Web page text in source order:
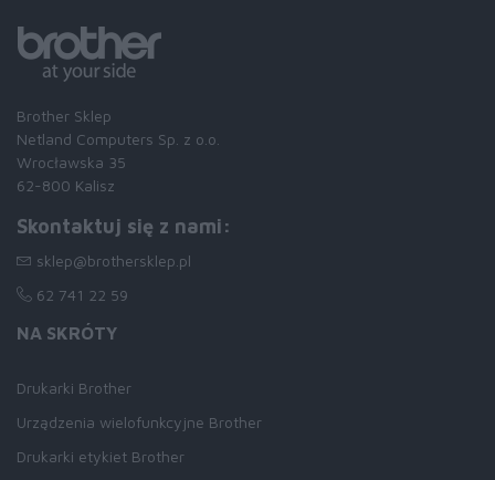
Brother Sklep
Netland Computers Sp. z o.o.
Wrocławska 35
62-800 Kalisz
Skontaktuj się z nami:
sklep@brothersklep.pl
62 741 22 59
NA SKRÓTY
Drukarki Brother
Urządzenia wielofunkcyjne Brother
Drukarki etykiet Brother